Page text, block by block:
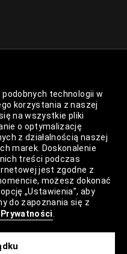
technologii w
korzystania z naszej
na wszystkie pliki
o optymalizację
z działalnością naszej
marek. Doskonalenie
treści podczas
jest zgodne z
możesz dokonać
„Ustawienia”, aby
do zapoznania się z
– Program